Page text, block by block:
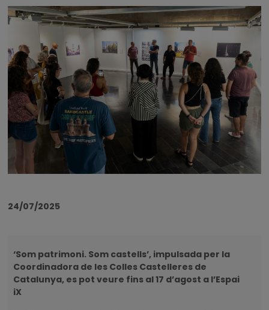
24/07/2025
‘Som patrimoni. Som castells’, impulsada per la
Coordinadora de les Colles Castelleres de
Catalunya, es pot veure fins al 17 d’agost a l’Espai
iX